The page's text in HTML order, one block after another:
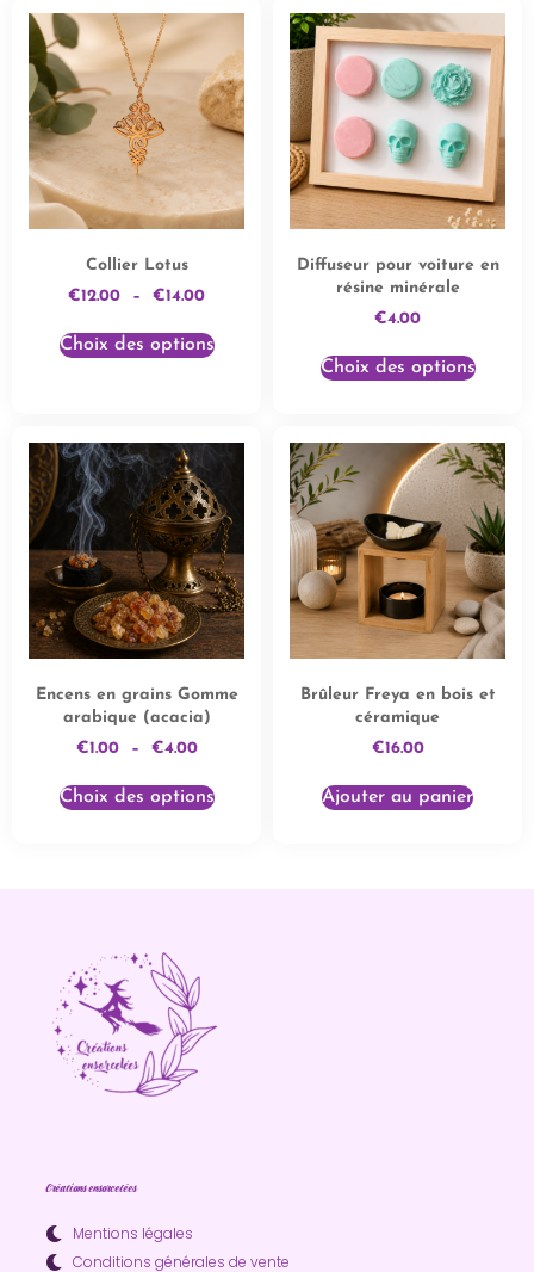
Collier Lotus
€12.00 – €14.00
Choix des options
Diffuseur pour voiture en
résine minérale
€4.00
Choix des options
Encens en grains Gomme
arabique (acacia)
€1.00 – €4.00
Choix des options
Brûleur Freya en bois et
céramique
€16.00
Ajouter au panier
Créations ensorcelées
Mentions légales
Conditions générales de vente